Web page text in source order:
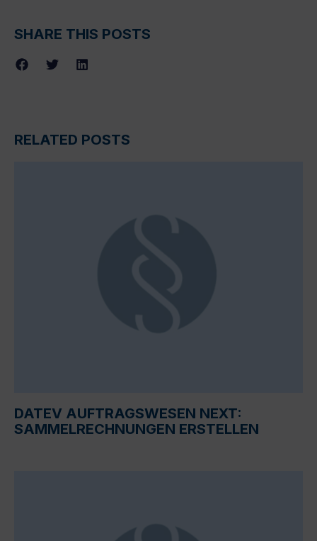
SHARE THIS POSTS
RELATED POSTS
DATEV AUFTRAGSWESEN NEXT:
SAMMELRECHNUNGEN ERSTELLEN